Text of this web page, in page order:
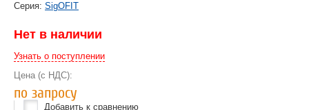
Cерия: SigOFIT
Нет в наличии
Узнать о поступлении
Цена (с НДС):
по запросу
Добавить к сравнению